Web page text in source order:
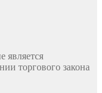
является
торгового закона